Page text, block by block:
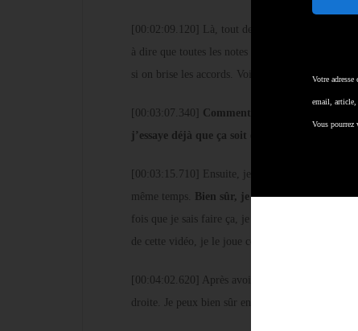
[00:02:09.120] Là, tout de suite on va au cœur
à dire que toutes les notes tombent exactement
si on brise les accords. Voilà ce qui n’est pas
[00:03:07.340] Comment je fais pour que ça
j’essaye déjà que ça soit égal en plaqué, très
[00:03:15.710] Ensuite, je peux faire l’exercice
même temps.
Bien sûr, je garde toujours un
fois que je sais faire ça, je peux rajouter à la
de cette vidéo, je le joue complètement en accord.
[00:04:02.620] Après avoir fait ça, on peut faire
droite. Je peux bien sûr en faire moins. Ça
Votre
email, article,
Vous pourrez